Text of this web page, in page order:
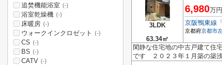
3LDK
63.34㎡
6,980万円
京阪鴨東線
京都府京都市
閑静な住宅地の中古戸建て住
です ２０２３年１月築の築
追焚機能浴室 (-)
浴室乾燥機 (-)
床暖房 (-)
ウォークインクロゼット (-)
CS (-)
BS (-)
CATV (-)